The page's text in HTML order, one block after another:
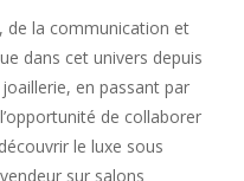
de la communication et
dans cet univers depuis
en passant par
de collaborer
le luxe sous
sur salons